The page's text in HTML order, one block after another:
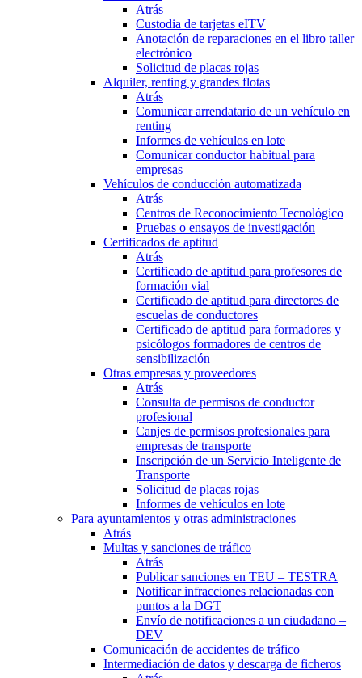
Atrás
Custodia de tarjetas eITV
Anotación de reparaciones en el libro taller
electrónico
Solicitud de placas rojas
Alquiler, renting y grandes flotas
Atrás
Comunicar arrendatario de un vehículo en
renting
Informes de vehículos en lote
Comunicar conductor habitual para
empresas
Vehículos de conducción automatizada
Atrás
Centros de Reconocimiento Tecnológico
Pruebas o ensayos de investigación
Certificados de aptitud
Atrás
Certificado de aptitud para profesores de
formación vial
Certificado de aptitud para directores de
escuelas de conductores
Certificado de aptitud para formadores y
psicólogos formadores de centros de
sensibilización
Otras empresas y proveedores
Atrás
Consulta de permisos de conductor
profesional
Canjes de permisos profesionales para
empresas de transporte
Inscripción de un Servicio Inteligente de
Transporte
Solicitud de placas rojas
Informes de vehículos en lote
Para ayuntamientos y otras administraciones
Atrás
Multas y sanciones de tráfico
Atrás
Publicar sanciones en TEU – TESTRA
Notificar infracciones relacionadas con
puntos a la DGT
Envío de notificaciones a un ciudadano –
DEV
Comunicación de accidentes de tráfico
Intermediación de datos y descarga de ficheros